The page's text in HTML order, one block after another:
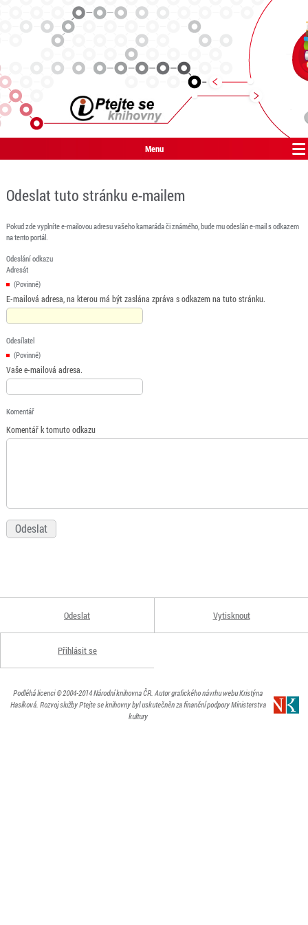
Menu
Odeslat tuto stránku e-mailem
Pokud zde vyplníte e-mailovou adresu vašeho kamaráda či známého, bude mu odeslán e-mail s odkazem
na tento portál.
Odeslání odkazu
Adresát
(Povinné)
E-mailová adresa, na kterou má být zaslána zpráva s odkazem na tuto stránku.
Odesílatel
(Povinné)
Vaše e-mailová adresa.
Komentář
Komentář k tomuto odkazu
Odeslat Vytisknout
Přihlásit se
Podléhá licenci© 2004-2014Národní knihovna ČR. Autor grafického návrhu webu Kristýna
Hasíková. Rozvoj služby Ptejte se knihovny byl uskutečněn za finanční podpory Ministerstva
kultury